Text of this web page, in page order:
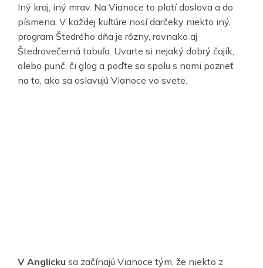
Iný kraj, iný mrav. Na Vianoce to platí doslova a do
písmena. V každej kultúre nosí darčeky niekto iný,
program Štedrého dňa je rôzny, rovnako aj
Štedrovečerná tabuľa. Uvarte si nejaký dobrý čajík,
alebo punč, či glög a poďte sa spolu s nami pozrieť
na to, ako sa oslavujú Vianoce vo svete.
V Anglicku sa začínajú Vianoce tým, že niekto z